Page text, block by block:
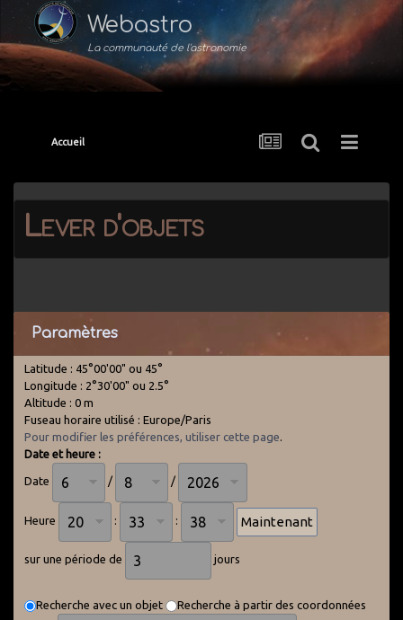
Webastro
La communauté de l'astronomie
Accueil
Lever d'objets
Paramètres
Latitude : 45°00'00" ou 45°
Longitude : 2°30'00" ou 2.5°
Altitude : 0 m
Fuseau horaire utilisé : Europe/Paris
Pour modifier les préférences, utiliser cette page.
Date et heure :
Date / /
Heure : :
sur une période de jours
Recherche avec un objet Recherche à partir des coordonnées